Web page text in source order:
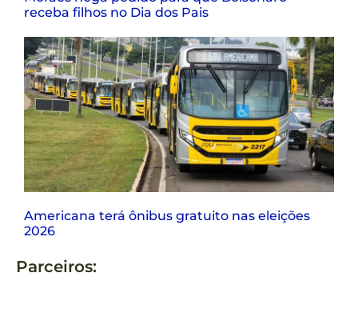
receba filhos no Dia dos Pais
Americana terá ônibus gratuito nas eleições
2026
Parceiros: